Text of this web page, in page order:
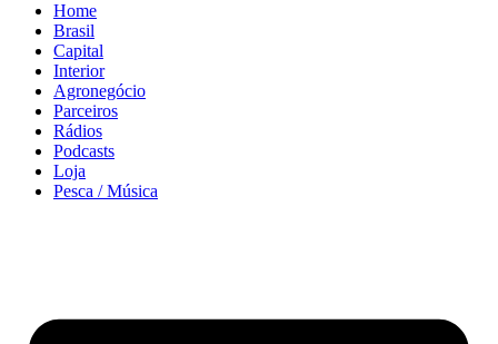
Home
Brasil
Capital
Interior
Agronegócio
Parceiros
Rádios
Podcasts
Loja
Pesca / Música